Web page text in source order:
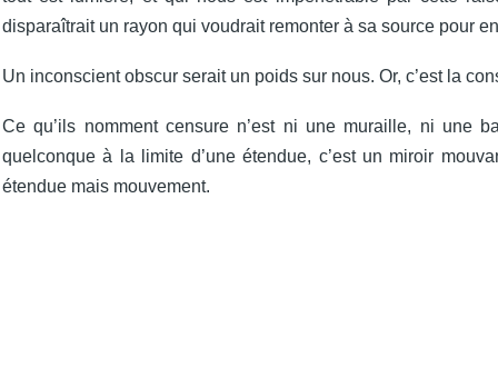
disparaîtrait un rayon qui voudrait remonter à sa source pour
Un inconscient obscur serait un poids sur nous. Or, c’est la
Ce qu’ils nomment censure n’est ni une muraille, ni une
quelconque à la limite d’une étendue, c’est un miroir
étendue mais mouvement.